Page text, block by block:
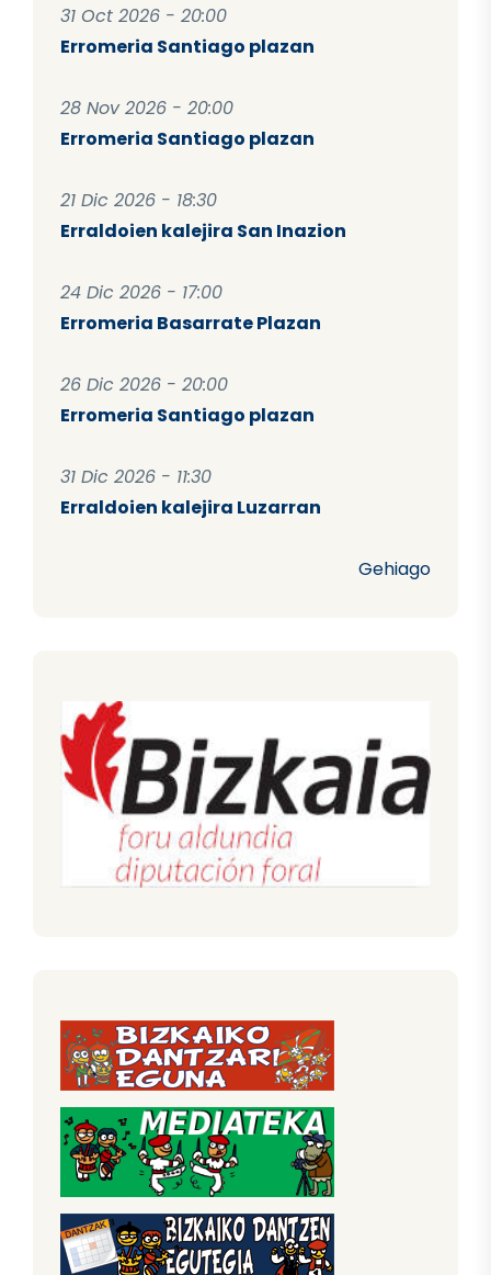
31 Oct 2026 - 20:00
Erromeria Santiago plazan
28 Nov 2026 - 20:00
Erromeria Santiago plazan
21 Dic 2026 - 18:30
Erraldoien kalejira San Inazion
24 Dic 2026 - 17:00
Erromeria Basarrate Plazan
26 Dic 2026 - 20:00
Erromeria Santiago plazan
31 Dic 2026 - 11:30
Erraldoien kalejira Luzarran
Gehiago